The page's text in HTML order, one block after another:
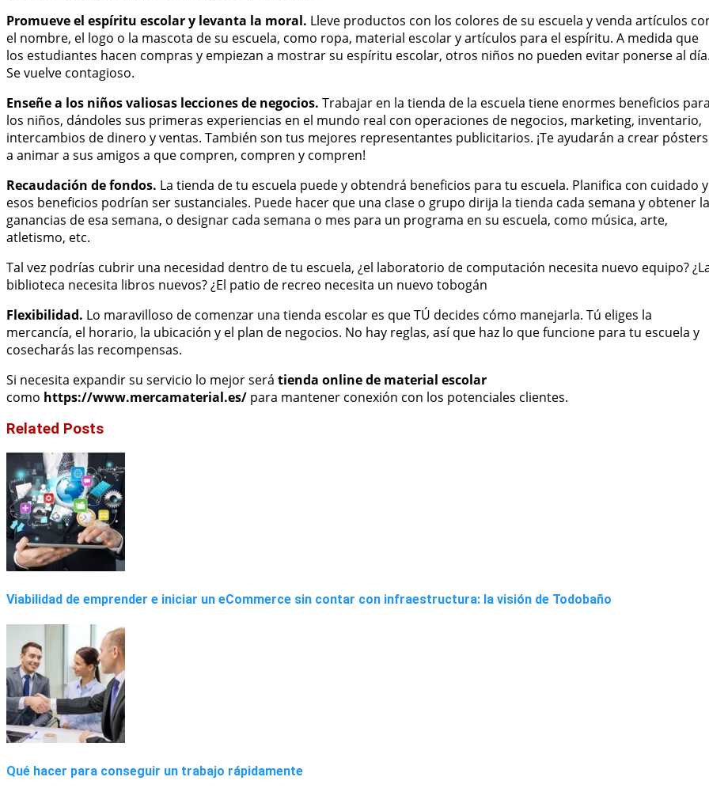
Promueve el espíritu escolar y levanta la moral. Lleve productos con los colores de su escuela y venda artículos
el nombre, el logo o la mascota de su escuela, como ropa, material escolar y artículos para el espíritu. A medida que
los estudiantes hacen compras y empiezan a mostrar su espíritu escolar, otros niños no pueden evitar ponerse al día.
Se vuelve contagioso.
Enseñe a los niños valiosas lecciones de negocios. Trabajar en la tienda de la escuela tiene enormes beneficios para
los niños, dándoles sus primeras experiencias en el mundo real con operaciones de negocios, marketing, inventario,
intercambios de dinero y ventas. También son tus mejores representantes publicitarios. ¡Te ayudarán a crear
a animar a sus amigos a que compren, compren y compren!
Recaudación de fondos. La tienda de tu escuela puede y obtendrá beneficios para tu escuela. Planifica con cuidado y
esos beneficios podrían ser sustanciales. Puede hacer que una clase o grupo dirija la tienda cada semana y obtener
ganancias de esa semana, o designar cada semana o mes para un programa en su escuela, como música, arte,
atletismo, etc.
Tal vez podrías cubrir una necesidad dentro de tu escuela, ¿el laboratorio de computación necesita nuevo equipo?
biblioteca necesita libros nuevos? ¿El patio de recreo necesita un nuevo tobogán
Flexibilidad. Lo maravilloso de comenzar una tienda escolar es que TÚ decides cómo manejarla. Tú eliges la
mercancía, el horario, la ubicación y el plan de negocios. No hay reglas, así que haz lo que funcione para tu escuela y
cosecharás las recompensas.
Si necesita expandir su servicio lo mejor será tienda online de material escolar
como https://www.mercamaterial.es/ para mantener conexión con los potenciales clientes.
Related Posts
Viabilidad de emprender e iniciar un eCommerce sin contar con infraestructura: la visión de Todobaño
Qué hacer para conseguir un trabajo rápidamente